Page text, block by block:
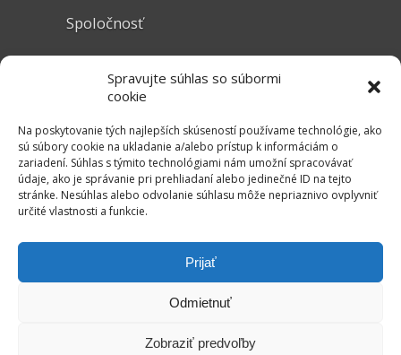
Spravujte súhlas so súbormi
cookie
Na poskytovanie tých najlepších skúseností používame technológie, ako
sú súbory cookie na ukladanie a/alebo prístup k informáciám o
zariadení. Súhlas s týmito technológiami nám umožní spracovávať
údaje, ako je správanie pri prehliadaní alebo jedinečné ID na tejto
stránke. Nesúhlas alebo odvolanie súhlasu môže nepriaznivo ovplyvniť
určité vlastnosti a funkcie.
Prijať
Odmietnuť
Zobraziť predvoľby
Spoločnosť
O nás
Základné informácie
Užitočné linky
Právne informácie
RSS Kanál